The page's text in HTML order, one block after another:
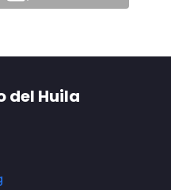
del Huila